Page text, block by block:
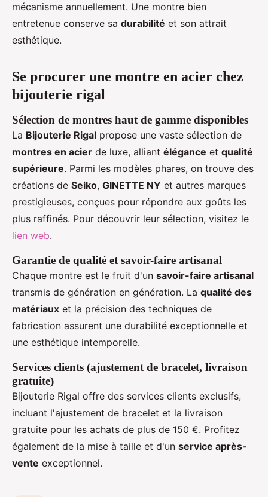
mécanisme annuellement. Une montre bien
entretenue conserve sa durabilité et son attrait
esthétique.
Se procurer une montre en acier chez
bijouterie rigal
Sélection de montres haut de gamme disponibles
La Bijouterie Rigal propose une vaste sélection de
montres en acier de luxe, alliant élégance et qualité
supérieure. Parmi les modèles phares, on trouve des
créations de Seiko, GINETTE NY et autres marques
prestigieuses, conçues pour répondre aux goûts les
plus raffinés. Pour découvrir leur sélection, visitez le
lien web.
Garantie de qualité et savoir-faire artisanal
Chaque montre est le fruit d'un savoir-faire artisanal
transmis de génération en génération. La qualité des
matériaux et la précision des techniques de
fabrication assurent une durabilité exceptionnelle et
une esthétique intemporelle.
Services clients (ajustement de bracelet, livraison
gratuite)
Bijouterie Rigal offre des services clients exclusifs,
incluant l'ajustement de bracelet et la livraison
gratuite pour les achats de plus de 150 €. Profitez
également de la mise à taille et d'un service après-
vente exceptionnel.